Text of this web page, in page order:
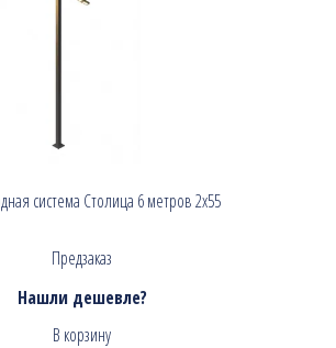
система Столица 6 метров 2х55
Предзаказ
Нашли дешевле?
В корзину